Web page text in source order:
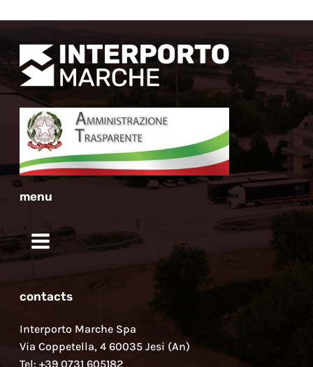
menu
contacts
Interporto Marche Spa
Via Coppetella, 4 60035 Jesi (An)
Tel: +39 0731 605182